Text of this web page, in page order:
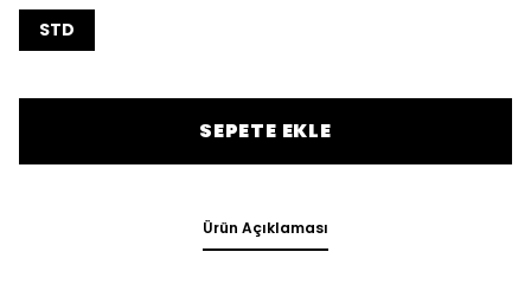
STD
SEPETE EKLE
Ürün Açıklaması